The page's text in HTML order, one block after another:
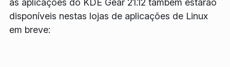
as aplicações do KDE Gear 21.12 também estarão
disponíveis nestas lojas de aplicações de Linux
em breve: